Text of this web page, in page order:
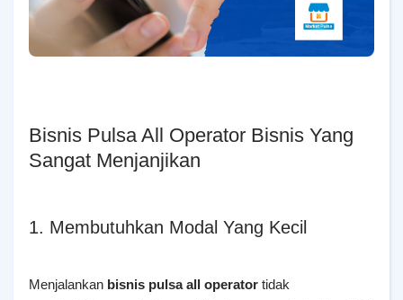
Bisnis Pulsa All Operator Bisnis Yang
Sangat Menjanjikan
1. Membutuhkan Modal Yang Kecil
Menjalankan bisnis pulsa all operator tidak